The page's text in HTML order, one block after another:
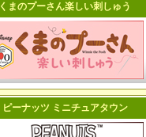
くまのプーさん楽しい刺しゅう
ピーナッツ ミニチュアタウン